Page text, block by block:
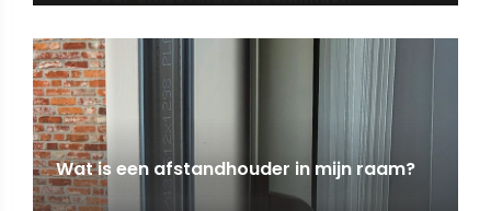
Wat is een afstandhouder in mijn raam?